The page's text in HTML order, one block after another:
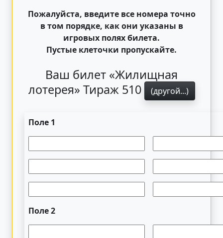
Пожалуйста, введите все номера точно
в том порядке, как они указаны в
игровых полях билета.
Пустые клеточки пропускайте.
Ваш билет «Жилищная
лотерея» Тираж 510
(другой...)
Поле 1
Поле 2